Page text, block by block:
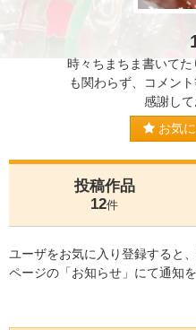
時々ちまちま書いて
も関わらず、コメン
感謝して
お気
投稿作品
12件
ユーザをお気に入り登録すると
ページの「お知らせ」にて通知